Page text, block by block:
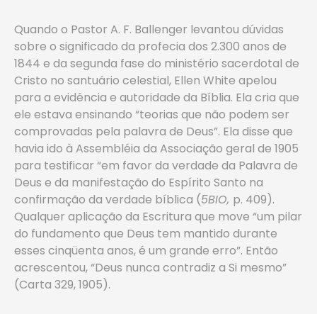
Quando o Pastor A. F. Ballenger levantou dúvidas
sobre o significado da profecia dos 2.300 anos de
1844 e da segunda fase do ministério sacerdotal de
Cristo no santuário celestial, Ellen White apelou
para a evidência e autoridade da Bíblia. Ela cria que
ele estava ensinando “teorias que não podem ser
comprovadas pela palavra de Deus”. Ela disse que
havia ido à Assembléia da Associação geral de 1905
para testificar “em favor da verdade da Palavra de
Deus e da manifestação do Espírito Santo na
confirmação da verdade bíblica (5BIO, p. 409).
Qualquer aplicação da Escritura que move “um pilar
do fundamento que Deus tem mantido durante
esses cinqüenta anos, é um grande erro”. Então
acrescentou, “Deus nunca contradiz a Si mesmo”
(Carta 329, 1905).